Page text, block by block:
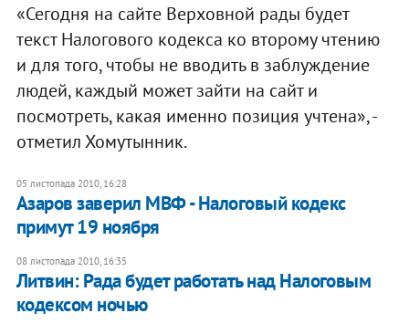
«Сегодня на сайте Верховной рады будет
текст Налогового кодекса ко второму чтению
и для того, чтобы не вводить в заблуждение
людей, каждый может зайти на сайт и
посмотреть, какая именно позиция учтена», -
отметил Хомутынник.
05 листопада 2010, 16:28
Азаров заверил МВФ - Налоговый кодекс
примут 19 ноября
08 листопада 2010, 16:35
Литвин: Рада будет работать над Налоговым
кодексом ночью